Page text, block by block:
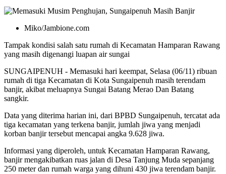
Miko/Jambione.com
Tampak kondisi salah satu rumah di Kecamatan Hamparan Rawang
yang masih digenangi luapan air sungai
SUNGAIPENUH - Memasuki hari keempat, Selasa (06/11) ribuan
rumah di tiga Kecamatan di Kota Sungaipenuh masih terendam
banjir, akibat meluapnya Sungai Batang Merao Dan Batang
sangkir.
Data yang diterima harian ini, dari BPBD Sungaipenuh, tercatat ada
tiga kecamatan yang terkena banjir, jumlah jiwa yang menjadi
korban banjir tersebut mencapai angka 9.628 jiwa.
Informasi yang diperoleh, untuk Kecamatan Hamparan Rawang,
banjir mengakibatkan ruas jalan di Desa Tanjung Muda sepanjang
250 meter dan rumah warga yang dihuni 430 jiwa terendam banjir.